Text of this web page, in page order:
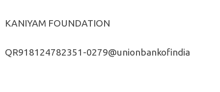
KANIYAM FOUNDATION
QR918124782351-0279@unionbankofindia